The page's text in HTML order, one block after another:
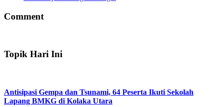
Comment
Topik Hari Ini
Antisipasi Gempa dan Tsunami, 64 Peserta Ikuti Sekolah
Lapang BMKG di Kolaka Utara